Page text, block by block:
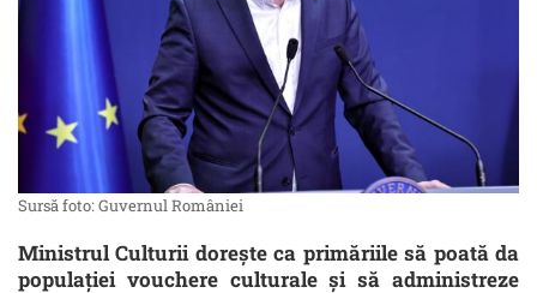
Sursă foto: Guvernul României
Ministrul Culturii dorește ca primăriile să poată da
populației vouchere culturale şi să administreze